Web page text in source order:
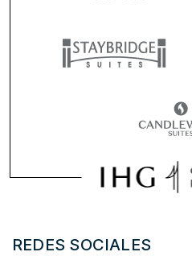
REDES SOCIALES